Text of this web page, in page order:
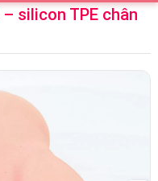
silicon TPE chân